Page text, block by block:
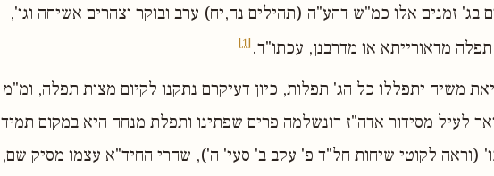
בג' זמנים אלו כמ"ש דהע"ה (תהילים נה,יח) ערב ובוקר וצהרים אשיחה וגו',
תפלה מדאורייתא או מדרבנן, עכתו"ד. [1]
משיח יתפללו כל הג' תפלות, כיון דעיקרם נתקנו לקיום מצות תפלה, ומ"מ
לעיל מסידור אדה"ז דונשלמה פרים שפתינו ותפלת מנחה היא במקום תמיד
(וראה לקוטי שיחות חל"ד פ' עקב ב' סעי' ה'), שהרי החיד"א עצמו מסיק שם,